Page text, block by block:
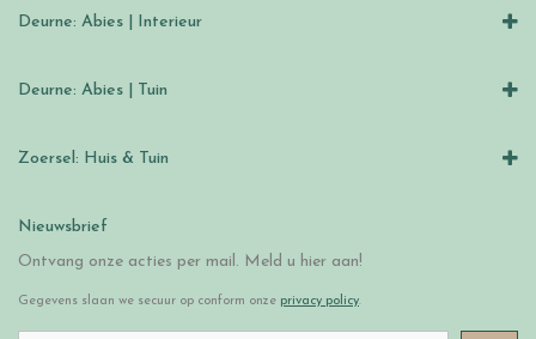
Deurne: Abies | Interieur
Deurne: Abies | Tuin
Zoersel: Huis & Tuin
Nieuwsbrief
Ontvang onze acties per mail. Meld u hier aan!
Gegevens slaan we secuur op conform onze privacy policy.